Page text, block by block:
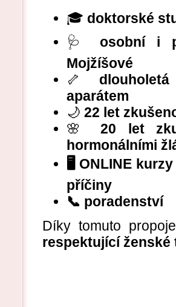
🎓 doktorské
🩺 osobní i
Mojžíšové
🦴
aparátem
🌙 22 let
🌸 20 let
hormonálními
🖥️ ONLINE
příčiny
📞 poradenství
Díky tomuto
respektující ženské